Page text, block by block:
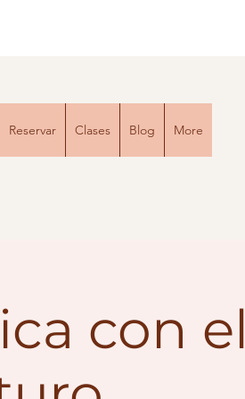
Reservar Clases Blog More
con el